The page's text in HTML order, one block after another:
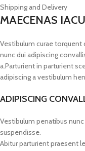
Shipping and Delivery
MAECENAS
Vestibulum curae
nunc dui adipiscing
a.Parturient in parturient
adipiscing a vestibulum
ADIPISCING
Vestibulum penatibus
suspendisse.
Abitur parturient praesent